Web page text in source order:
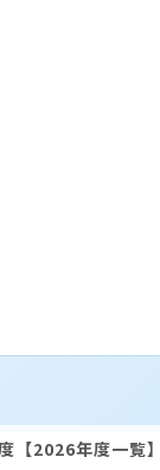
【2026年度一覧】